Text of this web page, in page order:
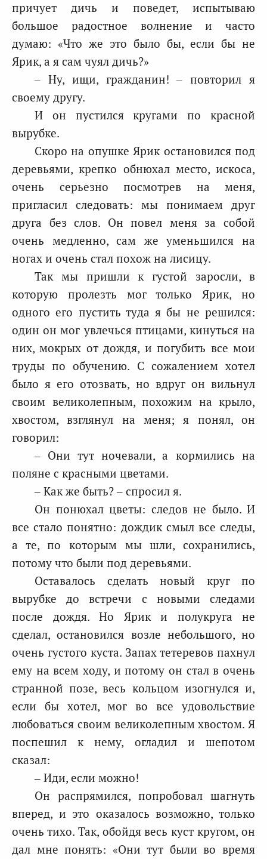
причует дичь и поведет, испытываю
большое радостное волнение и часто
думаю: «Что же это было бы, если бы не
Ярик, а я сам чуял дичь?»
– Ну, ищи, гражданин! – повторил я
своему другу.
И он пустился кругами по красной
вырубке.
Скоро на опушке Ярик остановился под
деревьями, крепко обнюхал место, искоса,
очень серьезно посмотрев на меня,
пригласил следовать: мы понимаем друг
друга без слов. Он повел меня за собой
очень медленно, сам же уменьшился на
ногах и очень стал похож на лисицу.
Так мы пришли к густой заросли, в
которую пролезть мог только Ярик, но
одного его пустить туда я бы не решился:
один он мог увлечься птицами, кинуться на
них, мокрых от дождя, и погубить все мои
труды по обучению. С сожалением хотел
было я его отозвать, но вдруг он вильнул
своим великолепным, похожим на крыло,
хвостом, взглянул на меня; я понял, он
говорил:
– Они тут ночевали, а кормились на
поляне с красными цветами.
– Как же быть? – спросил я.
Он понюхал цветы: следов не было. И
все стало понятно: дождик смыл все следы,
а те, по которым мы шли, сохранились,
потому что были под деревьями.
Оставалось сделать новый круг по
вырубке до встречи с новыми следами
после дождя. Но Ярик и полукруга не
сделал, остановился возле небольшого, но
очень густого куста. Запах тетеревов пахнул
ему на всем ходу, и потому он стал в очень
странной позе, весь кольцом изогнулся и,
если бы хотел, мог во все удовольствие
любоваться своим великолепным хвостом. Я
поспешил к нему, огладил и шепотом
сказал:
– Иди, если можно!
Он распрямился, попробовал шагнуть
вперед, и это оказалось возможно, только
очень тихо. Так, обойдя весь куст кругом, он
дал мне понять: «Они тут были во время